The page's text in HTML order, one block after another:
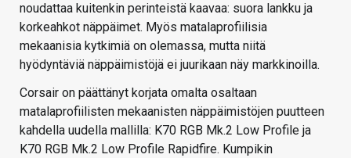
noudattaa kuitenkin perinteistä kaavaa: suora lankku ja
korkeahkot näppäimet. Myös matalaprofiilisia
mekaanisia kytkimiä on olemassa, mutta niitä
hyödyntäviä näppäimistöjä ei juurikaan näy markkinoilla.
Corsair on päättänyt korjata omalta osaltaan
matalaprofiilisten mekaanisten näppäimistöjen puutteen
kahdella uudella mallilla: K70 RGB Mk.2 Low Profile ja
K70 RGB Mk.2 Low Profile Rapidfire. Kumpikin